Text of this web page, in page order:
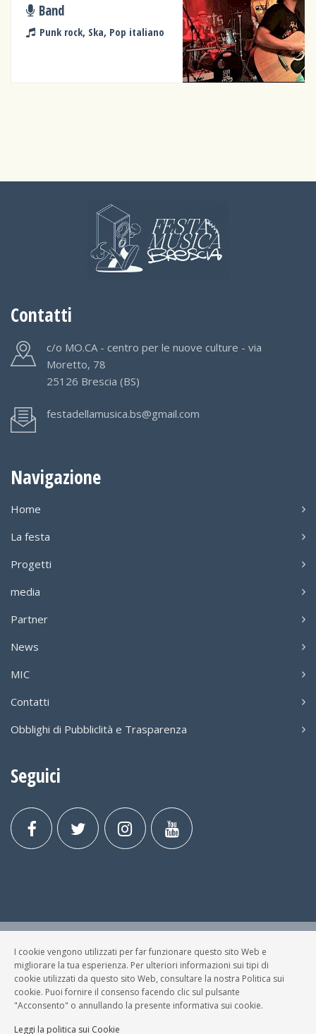
Band
Punk rock, Ska, Pop italiano
Contatti
c/o MO.CA - centro per le nuove culture - via
Moretto, 78
25126 Brescia (BS)
festadellamusica.bs@gmail.com
Navigazione
Home
La festa
Progetti
media
Partner
News
MIC
Contatti
Obblighi di Pubbliclità e Trasparenza
Seguici
© FESTA DELLA MUSICA BRESCIA Tutti i Diritti Riservati.
Privacy Policy
| Cookies
P. Iva e C.F.: 03699200980
I cookie vengono utilizzati per far funzionare questo sito Web e
migliorare la tua esperienza. Per ulteriori informazioni sui tipi di
cookie utilizzati da questo sito Web, consultare la nostra Politica sui
cookie. Puoi fornire il consenso facendo clic sul pulsante
"Acconsento" o annullando la presente informativa sui cookie.
Leggi la politica sui Cookie